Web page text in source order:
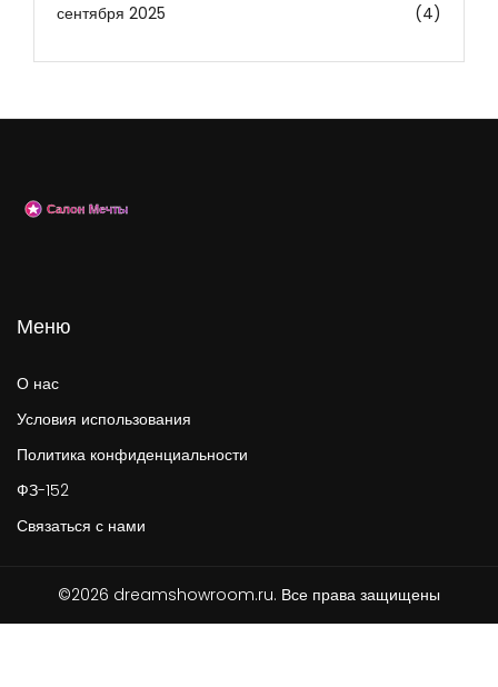
сентября 2025 (4)
Меню
О нас
Условия использования
Политика конфиденциальности
ФЗ-152
Связаться с нами
©2026 dreamshowroom.ru. Все права защищены